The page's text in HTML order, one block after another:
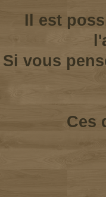
Il est
Si vous
Ces